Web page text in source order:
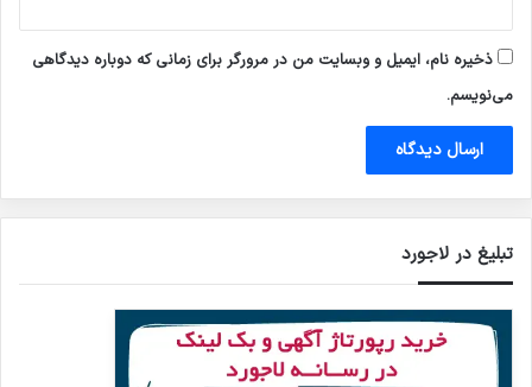
ذخیره نام، ایمیل و وبسایت من در مرورگر برای زمانی که دوباره دیدگاهی
می‌نویسم.
تبلیغ در لاجورد